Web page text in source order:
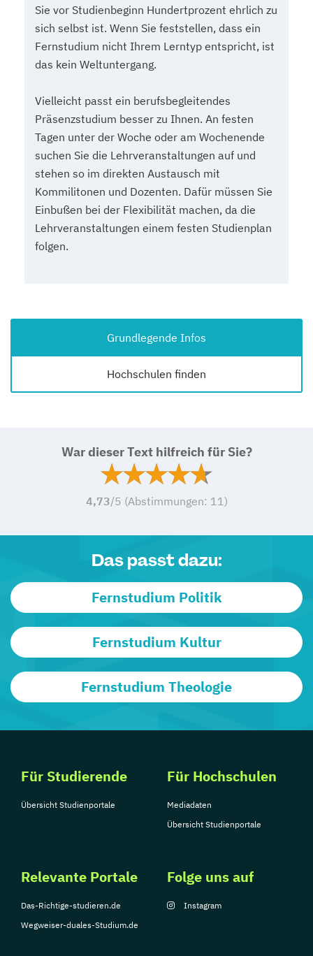
Sie vor Studienbeginn Hundertprozent ehrlich zu
sich selbst ist. Wenn Sie feststellen, dass ein
Fernstudium nicht Ihrem Lerntyp entspricht, ist
das kein Weltuntergang.
Vielleicht passt ein berufsbegleitendes
Präsenzstudium besser zu Ihnen. An festen
Tagen unter der Woche oder am Wochenende
suchen Sie die Lehrveranstaltungen auf und
stehen so im direkten Austausch mit
Kommilitonen und Dozenten. Dafür müssen Sie
Einbußen bei der Flexibilität machen, da die
Lehrveranstaltungen einem festen Studienplan
folgen.
Grundlegende Infos
Hochschulen finden
War dieser Text hilfreich für Sie?
4,73/5 (Abstimmungen: 11)
Das passt dazu:
Fernstudium Politik
Fernstudium Kultur
Fernstudium Theologie
Für Studierende
Übersicht Studienportale
Für Hochschulen
Mediadaten
Übersicht Studienportale
Relevante Portale
Das-Richtige-studieren.de
Wegweiser-duales-Studium.de
Folge uns auf
Instagram